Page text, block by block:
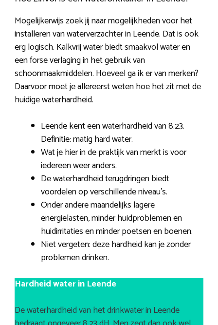
Mogelijkerwijs zoek jij naar mogelijkheden voor het
installeren van waterverzachter in Leende. Dat is ook
erg logisch. Kalkvrij water biedt smaakvol water en
een forse verlaging in het gebruik van
schoonmaakmiddelen. Hoeveel ga ik er van merken?
Daarvoor moet je allereerst weten hoe het zit met de
huidige waterhardheid.
Leende kent een waterhardheid van 8.23.
Definitie: matig hard water.
Wat je hier in de praktijk van merkt is voor
iedereen weer anders.
De waterhardheid terugdringen biedt
voordelen op verschillende niveau’s.
Onder andere maandelijks lagere
energielasten, minder huidproblemen en
huidirritaties en minder poetsen en boenen.
Niet vergeten: deze hardheid kan je zonder
problemen drinken.
Hardheid water in Leende
De waterhardheid van het drinkwater in Leende